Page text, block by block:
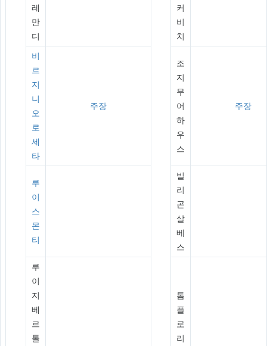
레
만
디
커
비
치
비
르
지
니
오
로
세
타
주장
조
지
무
어
하
우
스
주장
루
이
스
몬
티
빌
리
곤
살
베
스
루
이
지
베
르
톨
톰
플
로
리